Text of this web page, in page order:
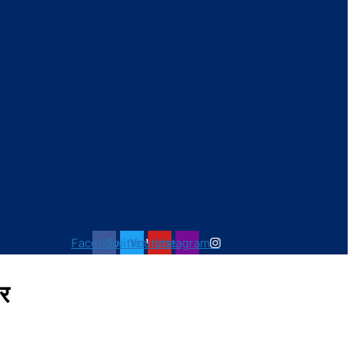
FacebookTwitterYoutubeInstagram